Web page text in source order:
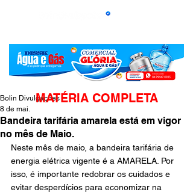
Bandeira tarifária amarela está em vigor
no mês de Maio.
Bolin Divulgações
8 de mai.
Neste mês de maio, a bandeira tarifária de
energia elétrica vigente é a AMARELA. Por
isso, é importante redobrar os cuidados e
evitar desperdícios para economizar na
MATÉRIA COMPLETA